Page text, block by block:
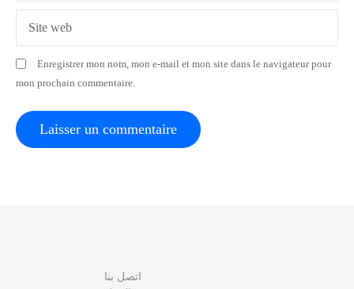
t
i
c
l
Site web
Enregistrer mon nom, mon e-mail et mon site dans le navigateur pour
mon prochain commentaire.
اتصل بنا